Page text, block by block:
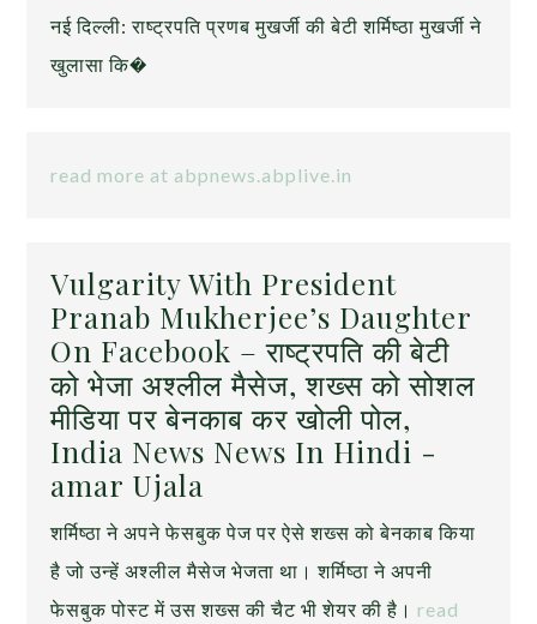
नई दिल्ली: राष्ट्रपति प्रणब मुखर्जी की बेटी शर्मिष्ठा मुखर्जी ने
खुलासा कि�
read more at abpnews.abplive.in
Vulgarity With President
Pranab Mukherjee’s Daughter
On Facebook – राष्ट्रपति की बेटी
को भेजा अश्लील मैसेज, शख्स को सोशल
मी‌डिया पर बेनकाब कर खोली पोल,
India News News In Hindi -
amar Ujala
शर्मिष्ठा ने अपने फेसबुक पेज पर ऐसे शख्स को बेनकाब किया
है जो उन्हें अश्लील मैसेज भेजता था। शर्मिष्ठा ने अपनी
फेसबुक पोस्ट में उस शख्स की चैट भी शेयर की है। read